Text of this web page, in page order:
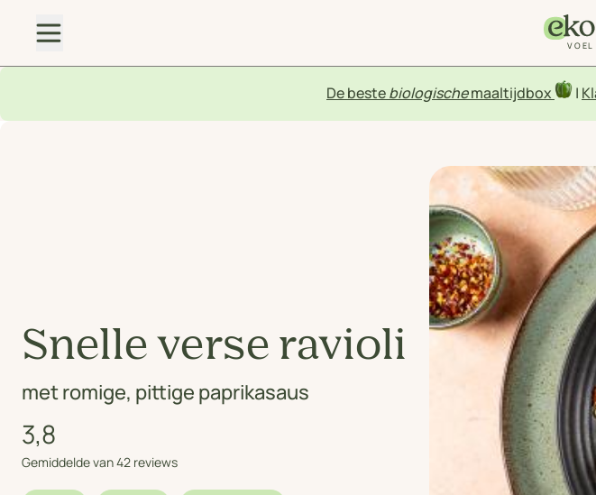
VOEL
De bestebiologischemaaltijdbox |
Snelle verse ravioli
met romige, pittige paprikasaus
3,8
Gemiddelde van 42 reviews